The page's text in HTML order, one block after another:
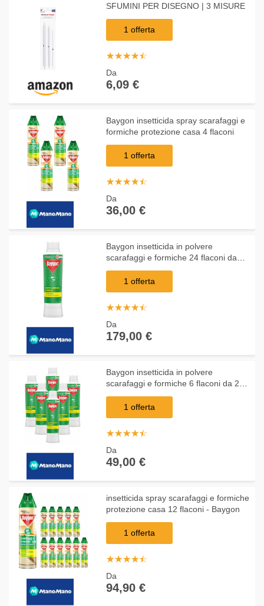
SFUMINI PER DISEGNO | 3 MISURE
1 offerta
☆☆☆☆☆
★★★★★
Da
6,09 €
Baygon insetticida spray scarafaggi e
formiche protezione casa 4 flaconi
1 offerta
☆☆☆☆☆
★★★★★
Da
36,00 €
Baygon insetticida in polvere
scarafaggi e formiche 24 flaconi da
250 grammi
1 offerta
☆☆☆☆☆
★★★★★
Da
179,00 €
Baygon insetticida in polvere
scarafaggi e formiche 6 flaconi da 250
grammi
1 offerta
☆☆☆☆☆
★★★★★
Da
49,00 €
insetticida spray scarafaggi e formiche
protezione casa 12 flaconi - Baygon
1 offerta
☆☆☆☆☆
★★★★★
Da
94,90 €